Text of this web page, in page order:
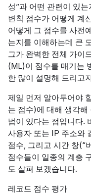
성”과 어떤 관련이 있
변칙 점수가 어떻게 계
어떻게 그 점수를 사전
는지를 이해하는데 큰
그가 완벽한 전체 가이
(ML)이 점수를 매기는
한 많이 설명해 드리고
제일 먼저 알아두어야
는 점수)에 대해 생각
법이 있다는 점입니다.
사용자 또는 IP 주소와
점수, 그리고 시간 창(“
점수들이 일종의 계층
도 살펴 보겠습니다.
레코드 점수 평가